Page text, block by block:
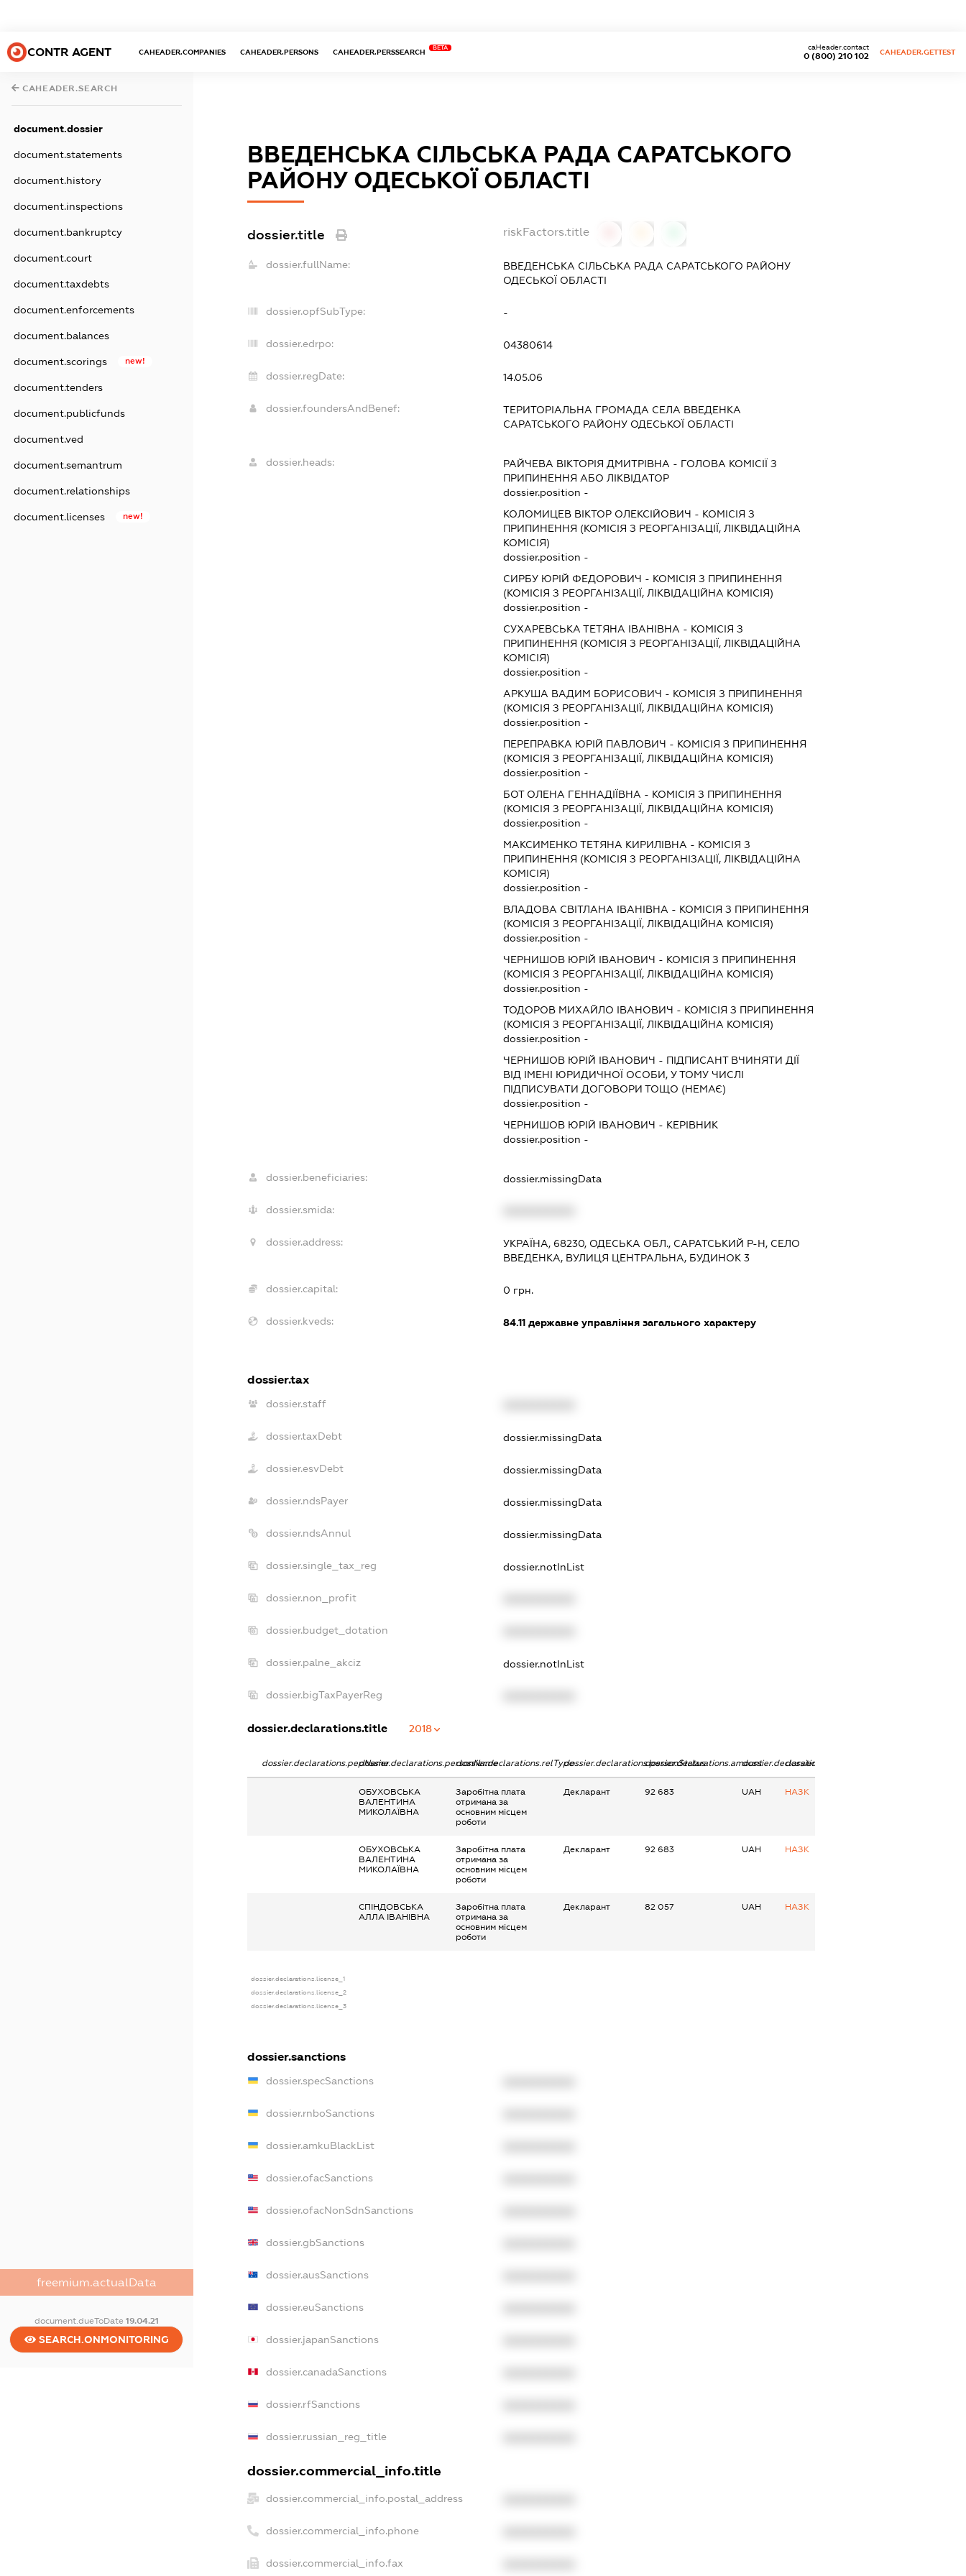
CONTR AGENT CAHEADER.COMPANIES CAHEADER.PERSONS CAHEADER.PERSSEARCH
BETA
0 (800) 210 102
caHeader.contact
CAHEADER.GETTEST
CAHEADER.SEARCH
document.dossier
document.statements
document.history
document.inspections
document.bankruptcy
document.court
document.taxdebts
document.enforcements
document.balances
document.scorings new!
document.tenders
document.publicfunds
document.ved
document.semantrum
document.relationships
document.licenses new!
freemium.actualData
document.dueToDate 19.04.21
SEARCH.ONMONITORING
ВВЕДЕНСЬКА СІЛЬСЬКА РАДА САРАТСЬКОГО
РАЙОНУ ОДЕСЬКОЇ ОБЛАСТІ
dossier.title riskFactors.title
dossier.fullName:
ВВЕДЕНСЬКА СІЛЬСЬКА РАДА САРАТСЬКОГО РАЙОНУ
ОДЕСЬКОЇ ОБЛАСТІ
dossier.opfSubType: -
dossier.edrpo: 04380614
dossier.regDate: 14.05.06
dossier.foundersAndBenef:
ТЕРИТОРІАЛЬНА ГРОМАДА СЕЛА ВВЕДЕНКА
САРАТСЬКОГО РАЙОНУ ОДЕСЬКОЇ ОБЛАСТІ
dossier.heads: РАЙЧЕВА ВІКТОРІЯ ДМИТРІВНА - ГОЛОВА КОМІСІЇ З
ПРИПИНЕННЯ АБО ЛІКВІДАТОР
dossier.position -
КОЛОМИЦЕВ ВІКТОР ОЛЕКСІЙОВИЧ - КОМІСІЯ З
ПРИПИНЕННЯ (КОМІСІЯ З РЕОРГАНІЗАЦІЇ, ЛІКВІДАЦІЙНА
КОМІСІЯ)
dossier.position -
СИРБУ ЮРІЙ ФЕДОРОВИЧ - КОМІСІЯ З ПРИПИНЕННЯ
(КОМІСІЯ З РЕОРГАНІЗАЦІЇ, ЛІКВІДАЦІЙНА КОМІСІЯ)
dossier.position -
СУХАРЕВСЬКА ТЕТЯНА ІВАНІВНА - КОМІСІЯ З
ПРИПИНЕННЯ (КОМІСІЯ З РЕОРГАНІЗАЦІЇ, ЛІКВІДАЦІЙНА
КОМІСІЯ)
dossier.position -
АРКУША ВАДИМ БОРИСОВИЧ - КОМІСІЯ З ПРИПИНЕННЯ
(КОМІСІЯ З РЕОРГАНІЗАЦІЇ, ЛІКВІДАЦІЙНА КОМІСІЯ)
dossier.position -
ПЕРЕПРАВКА ЮРІЙ ПАВЛОВИЧ - КОМІСІЯ З ПРИПИНЕННЯ
(КОМІСІЯ З РЕОРГАНІЗАЦІЇ, ЛІКВІДАЦІЙНА КОМІСІЯ)
dossier.position -
БОТ ОЛЕНА ГЕННАДІЇВНА - КОМІСІЯ З ПРИПИНЕННЯ
(КОМІСІЯ З РЕОРГАНІЗАЦІЇ, ЛІКВІДАЦІЙНА КОМІСІЯ)
dossier.position -
МАКСИМЕНКО ТЕТЯНА КИРИЛІВНА - КОМІСІЯ З
ПРИПИНЕННЯ (КОМІСІЯ З РЕОРГАНІЗАЦІЇ, ЛІКВІДАЦІЙНА
КОМІСІЯ)
dossier.position -
ВЛАДОВА СВІТЛАНА ІВАНІВНА - КОМІСІЯ З ПРИПИНЕННЯ
(КОМІСІЯ З РЕОРГАНІЗАЦІЇ, ЛІКВІДАЦІЙНА КОМІСІЯ)
dossier.position -
ЧЕРНИШОВ ЮРІЙ ІВАНОВИЧ - КОМІСІЯ З ПРИПИНЕННЯ
(КОМІСІЯ З РЕОРГАНІЗАЦІЇ, ЛІКВІДАЦІЙНА КОМІСІЯ)
dossier.position -
ТОДОРОВ МИХАЙЛО ІВАНОВИЧ - КОМІСІЯ З ПРИПИНЕННЯ
(КОМІСІЯ З РЕОРГАНІЗАЦІЇ, ЛІКВІДАЦІЙНА КОМІСІЯ)
dossier.position -
ЧЕРНИШОВ ЮРІЙ ІВАНОВИЧ - ПІДПИСАНТВЧИНЯТИ ДІЇ
ВІД ІМЕНІ ЮРИДИЧНОЇ ОСОБИ, У ТОМУ ЧИСЛІ
ПІДПИСУВАТИ ДОГОВОРИ ТОЩО (НЕМАЄ)
dossier.position -
ЧЕРНИШОВ ЮРІЙ ІВАНОВИЧ - КЕРІВНИК
dossier.position -
dossier.beneficiaries: dossier.missingData
dossier.smida:
dossier.address:
УКРАЇНА, 68230, ОДЕСЬКА ОБЛ., САРАТСЬКИЙ Р-Н, СЕЛО
ВВЕДЕНКА, ВУЛИЦЯ ЦЕНТРАЛЬНА, БУДИНОК 3
dossier.capital: 0 грн.
dossier.kveds: 84.11державне управління загального характеру
dossier.tax
dossier.staff
dossier.taxDebt dossier.missingData
dossier.esvDebt dossier.missingData
dossier.ndsPayer dossier.missingData
dossier.ndsAnnul dossier.missingData
dossier.single_tax_reg dossier.notInList
dossier.non_profit
dossier.budget_dotation
dossier.palne_akciz dossier.notInList
dossier.bigTaxPayerReg
dossier.declarations.title 2018
dossier.declarations.pepNamedossier.declarations.personNamedossier.declarations.relTypedossier.declarations.personStatus
dossier.declarations.amountdossier.declarations.currency
dossier.declarations.source
ОБУХОВСЬКА
ВАЛЕНТИНА
МИКОЛАЇВНА
Заробітна плата
отримана за
основним місцем
роботи
Декларант 92 683 UAH НАЗК
ОБУХОВСЬКА
ВАЛЕНТИНА
МИКОЛАЇВНА
Заробітна плата
отримана за
основним місцем
роботи
Декларант 92 683 UAH НАЗК
СПІНДОВСЬКА
АЛЛА ІВАНІВНА
Заробітна плата
отримана за
основним місцем
роботи
Декларант 82 057 UAH НАЗК
dossier.declarations.license_1
dossier.declarations.license_2
dossier.declarations.license_3
dossier.sanctions
dossier.specSanctions
dossier.rnboSanctions
dossier.amkuBlackList
dossier.ofacSanctions
dossier.ofacNonSdnSanctions
dossier.gbSanctions
dossier.ausSanctions
dossier.euSanctions
dossier.japanSanctions
dossier.canadaSanctions
dossier.rfSanctions
dossier.russian_reg_title
dossier.commercial_info.title
dossier.commercial_info.postal_address
dossier.commercial_info.phone
dossier.commercial_info.fax